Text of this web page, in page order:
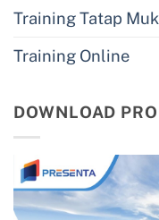
Training Tatap
Training Online
DOWNLOAD